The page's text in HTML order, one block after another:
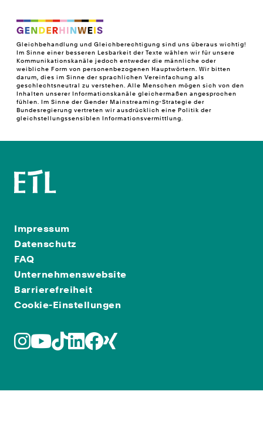
Gleichbehandlung und Gleichberechtigung sind uns überaus wichtig!
Im Sinne einer besseren Lesbarkeit der Texte wählen wir für unsere
Kommunikationskanäle jedoch entweder die männliche oder
weibliche Form von personenbezogenen Hauptwörtern. Wir bitten
darum, dies im Sinne der sprachlichen Vereinfachung als
geschlechtsneutral zu verstehen. Alle Menschen mögen sich von den
Inhalten unserer Informationskanäle gleichermaßen angesprochen
fühlen. Im Sinne der Gender Mainstreaming-Strategie der
Bundesregierung vertreten wir ausdrücklich eine Politik der
gleichstellungssensiblen Informationsvermittlung.
Impressum
Datenschutz
FAQ
Unternehmenswebsite
Barrierefreiheit
Cookie-Einstellungen